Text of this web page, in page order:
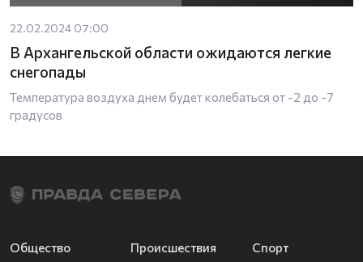
22.02.2024 07:00
В Архангельской области ожидаются легкие
снегопады
Температура воздуха днем будет колебаться от -2 до -7
градусов
Общество
Происшествия
Спорт